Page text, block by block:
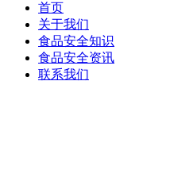
首页
关于我们
食品安全知识
食品安全资讯
联系我们